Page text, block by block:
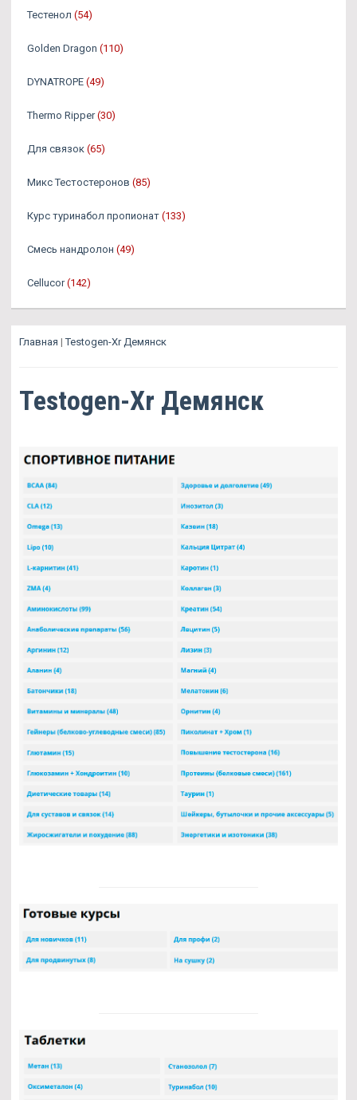
Тестенол (54)
Golden Dragon (110)
DYNATROPE (49)
Thermo Ripper (30)
Для связок (65)
Микс Тестостеронов (85)
Курс туринабол пропионат (133)
Смесь нандролон (49)
Cellucor (142)
Главная |Testogen-Xr Демянск
Testogen-Xr Демянск